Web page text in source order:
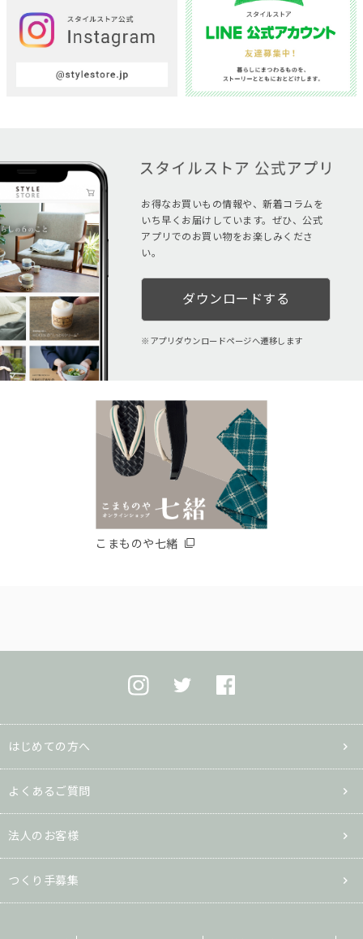
お得なお買いもの情報や、新着コラムを
いち早くお届けしています。ぜひ、公式
アプリでのお買い物をお楽しみくださ
い。
ダウンロードする
アプリダウンロードページへ遷移します
こまものや七緒
はじめての方へ
よくあるご質問
法人のお客様
つくり手募集